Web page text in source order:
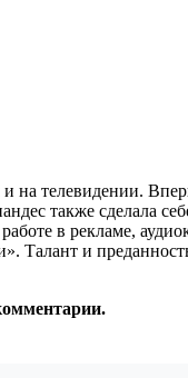
на телевидении.
также сделала
в рекламе,
Талант и